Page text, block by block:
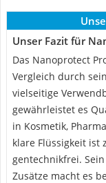
Unser Fazit für
Das Nanoprotect
Vergleich durch
vielseitige
gewährleistet es
in Kosmetik,
klare Flüssigkeit ist
gentechnikfrei.
Zusätze macht es